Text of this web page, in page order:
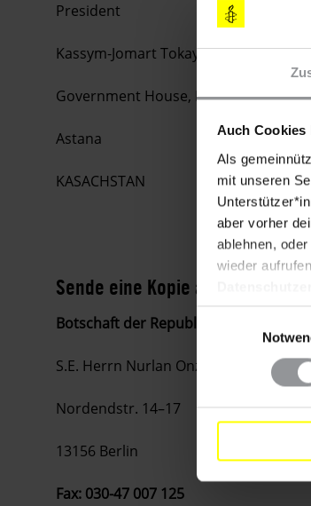
Auch Cookies
Als
mit unseren
aber vorher
ablehnen,
wieder
President
Kassym-Jomart Tokayew
Government House, Mangilik Yel St, 6
Astana
KASACHSTAN
Sende eine Kopie an
Botschaft der Republik Kasachstan
S.E. Herrn Nurlan Onzhanov
Nordendstr. 14–17
13156 Berlin
Fax: 030-47 007 125